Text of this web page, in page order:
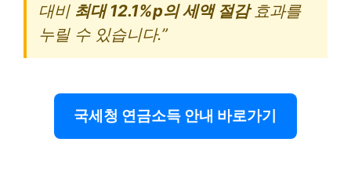
대비 최대 12.1%p의 세액 절감효과를
누릴 수 있습니다.”
국세청 연금소득 안내 바로가기